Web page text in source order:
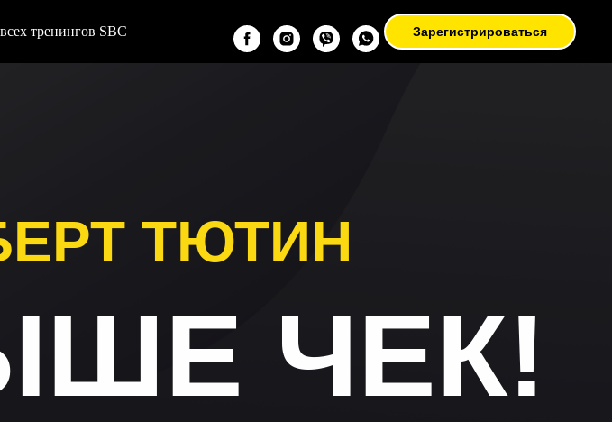
тренингов SBC Зарегистрироваться
ЧЕК!
ТЮТИН